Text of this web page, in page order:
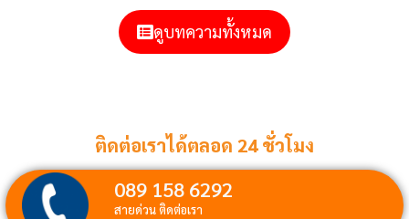
ดูบทความทั้งหมด
ติดต่อเราได้ตลอด 24 ชั่วโมง
089 158 6292
สายด่วน ติดต่อเรา